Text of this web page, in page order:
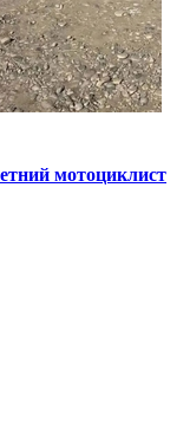
мотоциклист